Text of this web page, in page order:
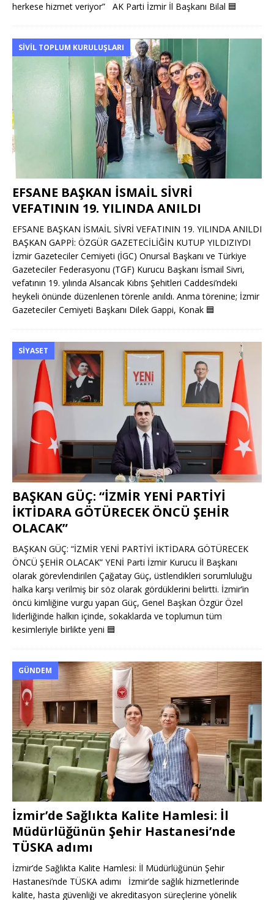
herkese hizmet veriyor” AK Parti İzmir İl Başkanı Bilal 🟦
SIVIL TOPLUM KURULUŞLARI
EFSANE BAŞKAN İSMAİL SİVRİ
VEFATININ 19. YILINDA ANILDI
EFSANE BAŞKAN İSMAİL SİVRİ VEFATININ 19. YILINDA ANILDI
BAŞKAN GAPPİ: ÖZGÜR GAZETECİLİĞİN KUTUP YILDIZIYDI
İzmir Gazeteciler Cemiyeti (İGC) Onursal Başkanı ve Türkiye
Gazeteciler Federasyonu (TGF) Kurucu Başkanı İsmail Sivri,
vefatının 19. yılında Alsancak Kıbrıs Şehitleri Caddesi’ndeki
heykeli önünde düzenlenen törenle anıldı. Anma törenine; İzmir
Gazeteciler Cemiyeti Başkanı Dilek Gappi, Konak 🟦
SIYASET
BAŞKAN GÜÇ: “İZMİR YENİ PARTİYİ
İKTİDARA GÖTÜRECEK ÖNCÜ ŞEHİR
OLACAK”
BAŞKAN GÜÇ: “İZMİR YENİ PARTİYİ İKTİDARA GÖTÜRECEK
ÖNCÜ ŞEHİR OLACAK” YENİ Parti İzmir Kurucu İl Başkanı
olarak görevlendirilen Çağatay Güç, üstlendikleri sorumluluğu
halka karşı verilmiş bir söz olarak gördüklerini belirtti. İzmir’in
öncü kimliğine vurgu yapan Güç, Genel Başkan Özgür Özel
liderliğinde halkın içinde, sokaklarda ve toplumun tüm
kesimleriyle birlikte yeni 🟦
GÜNDEM
İzmir’de Sağlıkta Kalite Hamlesi: İl
Müdürlüğünün Şehir Hastanesi’nde
TÜSKA adımı
İzmir’de Sağlıkta Kalite Hamlesi: İl Müdürlüğünün Şehir
Hastanesi’nde TÜSKA adımı İzmir’de sağlık hizmetlerinde
kalite, hasta güvenliği ve akreditasyon süreçlerine yönelik